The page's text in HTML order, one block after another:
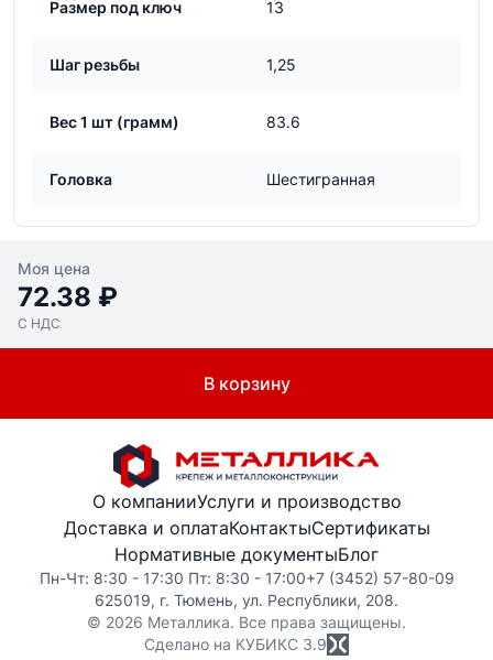
Размер под ключ 13
Шаг резьбы 1,25
Вес 1 шт (грамм) 83.6
Головка Шестигранная
Моя цена
72.38 ₽
С НДС
В корзину
О компанииУслуги и производство
Доставка и оплатаКонтактыСертификаты
Нормативные документыБлог
Пн-Чт: 8:30 - 17:30 Пт: 8:30 - 17:00+7 (3452) 57-80-09
625019, г. Тюмень, ул. Республики, 208.
© 2026 Металлика. Все права защищены.
Сделано на КУБИКС 3.9